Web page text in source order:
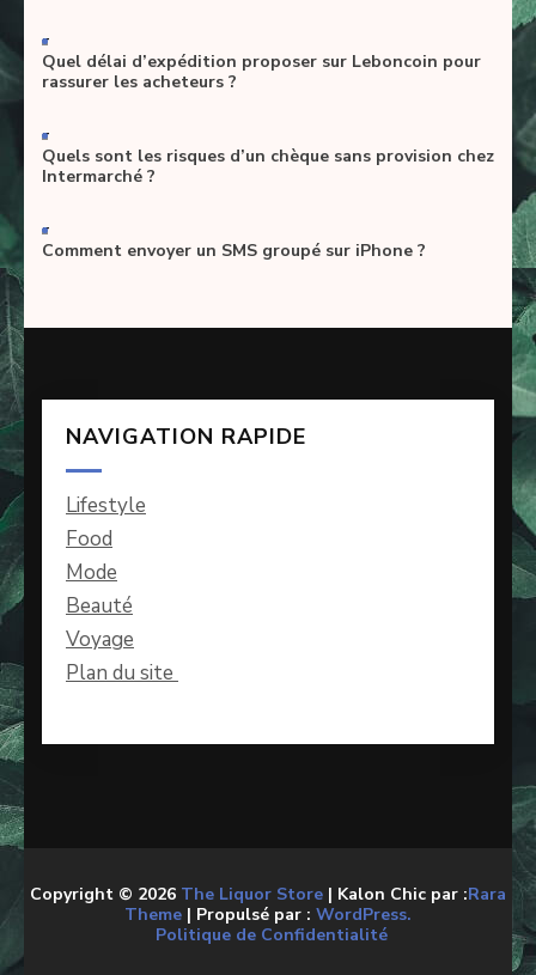
-
Quel délai d’expédition proposer sur Leboncoin pour
rassurer les acheteurs ?
-
Quels sont les risques d’un chèque sans provision chez
Intermarché ?
-
Comment envoyer un SMS groupé sur iPhone ?
NAVIGATION RAPIDE
Lifestyle
Food
Mode
Beauté
Voyage
Plan du site
Copyright © 2026 The Liquor Store | Kalon Chic par :Rara
Theme | Propulsé par : WordPress.
Politique de Confidentialité